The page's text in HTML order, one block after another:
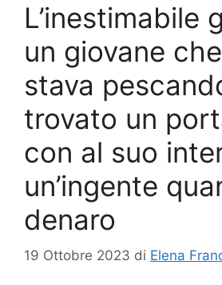
L’inestimabile
un giovane
stava
trovato un
con al suo
un’ingente
denaro
19 Ottobre 2023 di Elena